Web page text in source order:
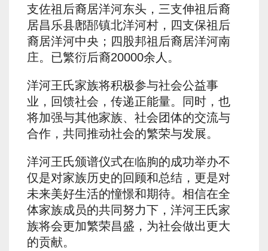
支佐祖后裔居洋河东头，三支伸祖后裔
居昌乐县鄌郚镇北洋河村，四支保祖后
裔居洋河中央；四股邦祖后裔居洋河南
庄。已繁衍后裔20000余人。
洋河王氏家族将积极参与社会公益事
业，回馈社会，传递正能量。同时，也
将加强与其他家族、社会团体的交流与
合作，共同推动社会的繁荣与发展。
洋河王氏颁谱仪式在临朐的成功举办不
仅是对家族历史的回顾和总结，更是对
未来美好生活的憧憬和期待。相信在全
体家族成员的共同努力下，洋河王氏家
族将会更加繁荣昌盛，为社会做出更大
的贡献。